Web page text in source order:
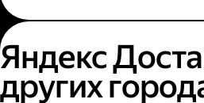
Яндекс
других